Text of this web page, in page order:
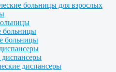
больницы для взрослых
больницы
больницы
диспансеры
диспансеры